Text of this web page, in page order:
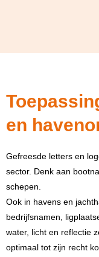
en
Gefreesde letters en
sector. Denk aan
schepen.
Ook in havens en
bedrijfsnamen,
water, licht en reflectie
optimaal tot zijn recht